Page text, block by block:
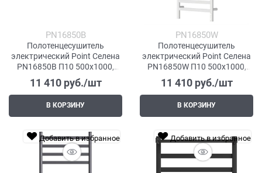
PN16850B
Полотенцесушитель
электрический Point Селена
PN16850B П10 500x1000,
диммер справа, черный
11 410 руб./шт
В КОРЗИНУ
PN16850W
Полотенцесушитель
электрический Point Селена
PN16850W П10 500x1000,
диммер справа, белый
11 410 руб./шт
В КОРЗИНУ
Добавить в избранное Добавить в избранное